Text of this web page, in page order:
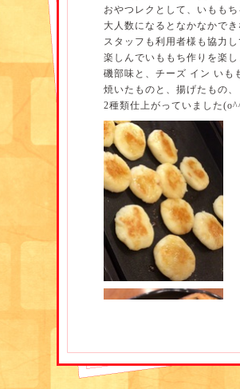
しかし、それだけでなく、
外の空気を吸って
普段よりおしゃれしたり、
お化粧したり、
デイの中よりも少しおしゃべ
と、外出によって不随する行
生活を潤わせるエッセンスが
感じています。
来月は、「イオンに買い物に
というお買い物レクリエー
おたのしみに・・・
サロン 管理栄養士 兼 介
柴田満里子
おやつレクとして、いももち
大人数になるとなかなかで
スタッフも利用者様も協力
楽しんでいももち作りを楽し
磯部味と、チーズ イン いも
焼いたものと、揚げたもの、
2種類仕上がっていました